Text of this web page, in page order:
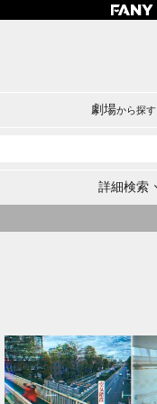
劇場から探す
詳細検索